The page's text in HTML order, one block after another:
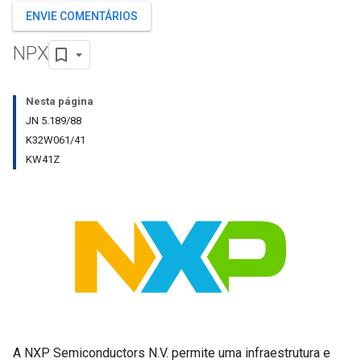
ENVIE COMENTÁRIOS
NPX
Nesta página
JN 5.189/88
K32W061/41
KW41Z
A NXP Semiconductors N.V. permite uma infraestrutura e